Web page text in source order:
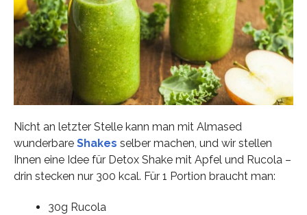
Nicht an letzter Stelle kann man mit Almased
wunderbare Shakes selber machen, und wir stellen
Ihnen eine Idee für Detox Shake mit Apfel und Rucola –
drin stecken nur 300 kcal. Für 1 Portion braucht man:
30g Rucola